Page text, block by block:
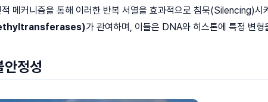
메커니즘을 통해 이러한 반복 서열을 효과적으로 침묵(Silencing)시
가 관여하며, 이들은 DNA와 히스톤에 특정 변형
정성